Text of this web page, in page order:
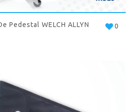
0
Pedestal WELCH ALLYN